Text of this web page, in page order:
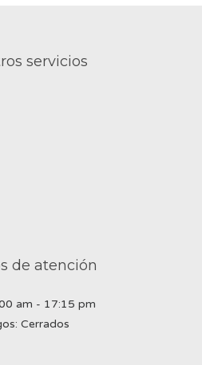
servicios
de atención
am - 17:15 pm
Cerrados